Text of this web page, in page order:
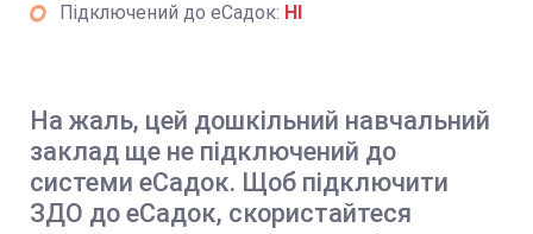
Підключений до еСадок: НІ
На жаль, цей дошкільний навчальний
заклад ще не підключений до
системи еСадок. Щоб підключити
ЗДО до еСадок, скористайтеся